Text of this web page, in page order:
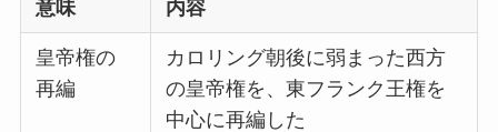
意味 内容
皇帝権の
再編
カロリング朝後に弱まった西方
の皇帝権を、東フランク王権を
中心に再編した